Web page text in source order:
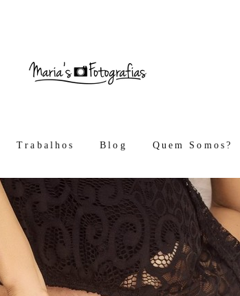
Trabalhos Blog Quem Somos?